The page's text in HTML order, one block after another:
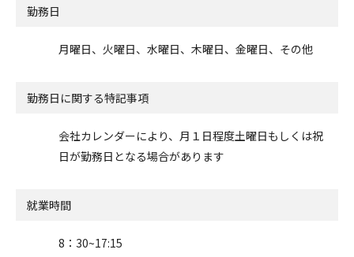
勤務日
月曜日、火曜日、水曜日、木曜日、金曜日、その他
勤務日に関する特記事項
会社カレンダーにより、月１日程度土曜日もしくは祝
日が勤務日となる場合があります
就業時間
8：30~17:15